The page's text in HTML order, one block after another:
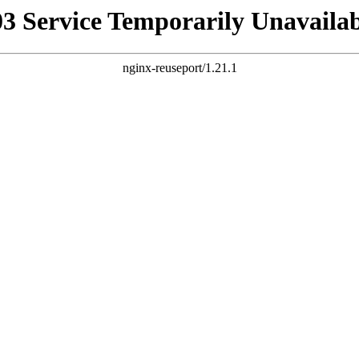
Service Temporarily
nginx-reuseport/1.21.1